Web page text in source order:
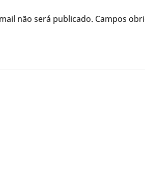
não será publicado. Campos